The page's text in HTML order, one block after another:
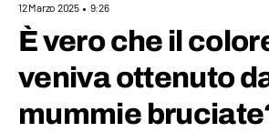
12 Marzo 2025 9:26
È vero che il
veniva ottenuto
mummie